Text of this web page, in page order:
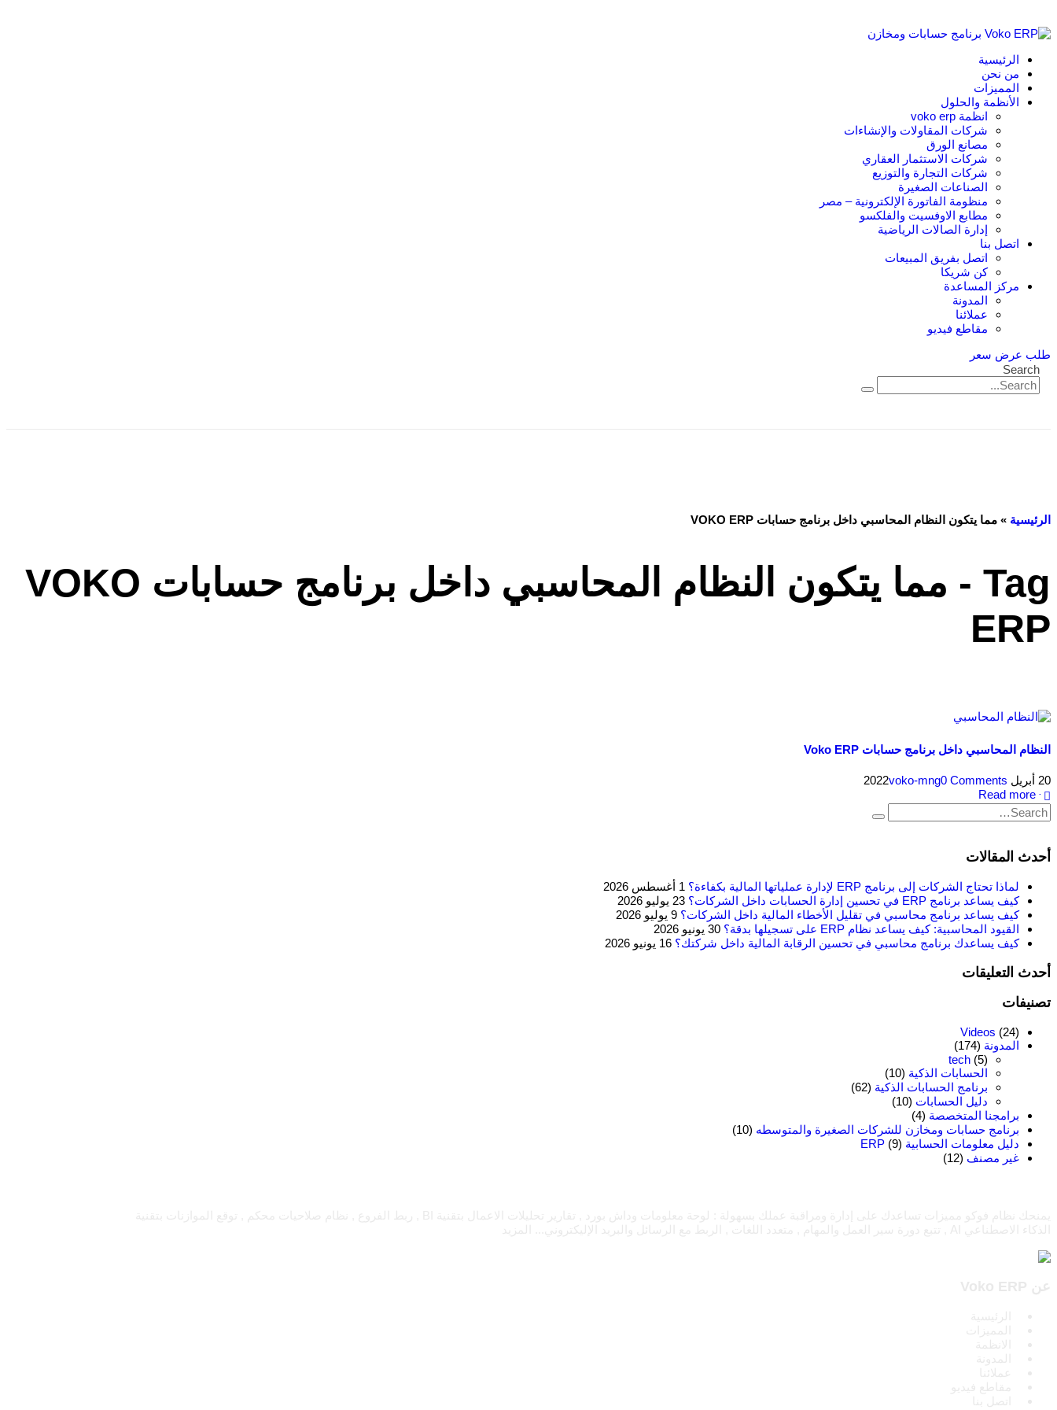
الرئيسية
من نحن
المميزات
الأنظمة والحلول
انظمة voko erp
شركات المقاولات والإنشاءات
مصانع الورق
شركات الاستثمار العقاري
شركات التجارة والتوزيع
الصناعات الصغيرة
منظومة الفاتورة الإلكترونية – مصر
مطابع الاوفسيت والفلكسو
إدارة الصالات الرياضية
اتصل بنا
اتصل بفريق المبيعات
كن شريكا
مركز المساعدة
المدونة
عملائنا
مقاطع فيديو
طلب عرض سعر
Search
الرئيسية » مما يتكون النظام المحاسبي داخل برنامج حسابات VOKO ERP
Tag - مما يتكون النظام المحاسبي داخل برنامج حسابات VOKO
ERP
النظام المحاسبي داخل برنامج حسابات Voko ERP
20 أبريل 2022 voko-mng0 Comments
Read more +
أحدث المقالات
لماذا تحتاج الشركات إلى برنامج ERP لإدارة عملياتها المالية بكفاءة؟
1 أغسطس 2026
كيف يساعد برنامج ERP في تحسين إدارة الحسابات داخل الشركات؟
23 يوليو 2026
كيف يساعد برنامج محاسبي في تقليل الأخطاء المالية داخل الشركات؟ 9 يوليو 2026
القيود المحاسبية: كيف يساعد نظام ERP على تسجيلها بدقة؟
30 يونيو 2026
كيف يساعدك برنامج محاسبي في تحسين الرقابة المالية داخل شركتك؟ 16 يونيو 2026
أحدث التعليقات
تصنيفات
Videos (24)
المدونة (174)
tech (5)
الحسابات الذكية (10)
برنامج الحسابات الذكية (62)
دليل الحسابات (10)
برامجنا المتخصصة (4)
برنامج حسابات ومخازن للشركات الصغيرة والمتوسطه (10)
دليل معلومات الحسابية ERP (9)
غير مصنف (12)